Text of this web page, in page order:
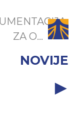
ZA O...
NOVIJE